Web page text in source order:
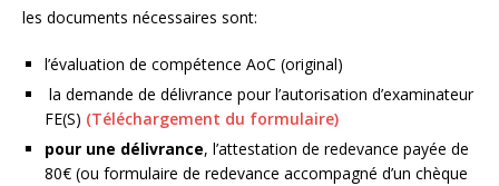
les documents nécessaires sont:
l’évaluation de compétence AoC (original)
la demande de délivrance pour l’autorisation d’examinateur
FE(S) (Téléchargement du formulaire)
pour une délivrance, l’attestation de redevance payée de
80€ (ou formulaire de redevance accompagné d’un chèque